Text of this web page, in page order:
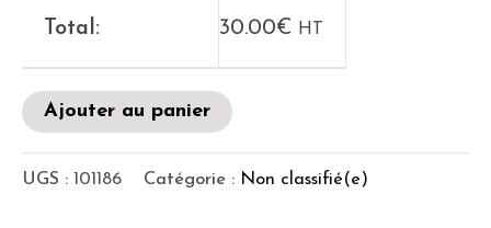
Total: 30.00€ HT
Ajouter au panier
UGS : 101186 Catégorie : Non classifié(e)